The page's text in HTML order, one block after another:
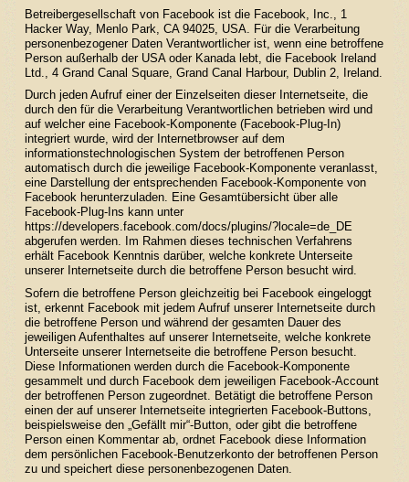
Betreibergesellschaft von Facebook ist die Facebook, Inc., 1
Hacker Way, Menlo Park, CA 94025, USA. Für die Verarbeitung
personenbezogener Daten Verantwortlicher ist, wenn eine betroffene
Person außerhalb der USA oder Kanada lebt, die Facebook Ireland
Ltd., 4 Grand Canal Square, Grand Canal Harbour, Dublin 2, Ireland.
Durch jeden Aufruf einer der Einzelseiten dieser Internetseite, die
durch den für die Verarbeitung Verantwortlichen betrieben wird und
auf welcher eine Facebook-Komponente (Facebook-Plug-In)
integriert wurde, wird der Internetbrowser auf dem
informationstechnologischen System der betroffenen Person
automatisch durch die jeweilige Facebook-Komponente veranlasst,
eine Darstellung der entsprechenden Facebook-Komponente von
Facebook herunterzuladen. Eine Gesamtübersicht über alle
Facebook-Plug-Ins kann unter
https://developers.facebook.com/docs/plugins/?locale=de_DE
abgerufen werden. Im Rahmen dieses technischen Verfahrens
erhält Facebook Kenntnis darüber, welche konkrete Unterseite
unserer Internetseite durch die betroffene Person besucht wird.
Sofern die betroffene Person gleichzeitig bei Facebook eingeloggt
ist, erkennt Facebook mit jedem Aufruf unserer Internetseite durch
die betroffene Person und während der gesamten Dauer des
jeweiligen Aufenthaltes auf unserer Internetseite, welche konkrete
Unterseite unserer Internetseite die betroffene Person besucht.
Diese Informationen werden durch die Facebook-Komponente
gesammelt und durch Facebook dem jeweiligen Facebook-Account
der betroffenen Person zugeordnet. Betätigt die betroffene Person
einen der auf unserer Internetseite integrierten Facebook-Buttons,
beispielsweise den „Gefällt mir“-Button, oder gibt die betroffene
Person einen Kommentar ab, ordnet Facebook diese Information
dem persönlichen Facebook-Benutzerkonto der betroffenen Person
zu und speichert diese personenbezogenen Daten.